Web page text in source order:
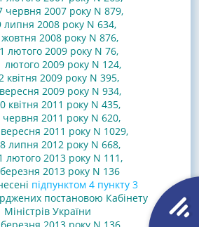
червня 2007 року N 879,
липня 2008 року N 634,
жовтня 2008 року N 876,
лютого 2009 року N 76,
лютого 2009 року N 124,
квітня 2009 року N 395,
2009 року N 934,
квітня 2011 року N 435,
червня 2011 року N 620,
вересня 2011 року N 1029,
липня 2012 року N 668,
лютого 2013 року N 111,
березня 2013 року N 136
підпунктом 4 пункту 3
постановою Кабінету
Міністрів України